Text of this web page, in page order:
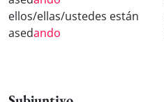
ellos/ellas/ustedes están
asedando